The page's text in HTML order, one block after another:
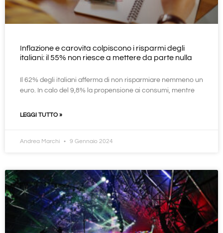
Inflazione e carovita colpiscono i risparmi degli
italiani: il 55% non riesce a mettere da parte nulla
Il 62% degli italiani afferma di non risparmiare nemmeno un
euro. In calo del 9,8% la propensione ai consumi, mentre
LEGGI TUTTO »
Andrea Marchi 9 Gennaio 2024